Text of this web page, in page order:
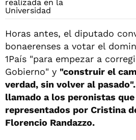
Horas antes, el diputado
bonaerenses a votar el
1País "para empezar a
Gobierno" y "construir el
verdad, sin volver al
llamado a los peronistas
representados por Cristina
Florencio Randazzo.